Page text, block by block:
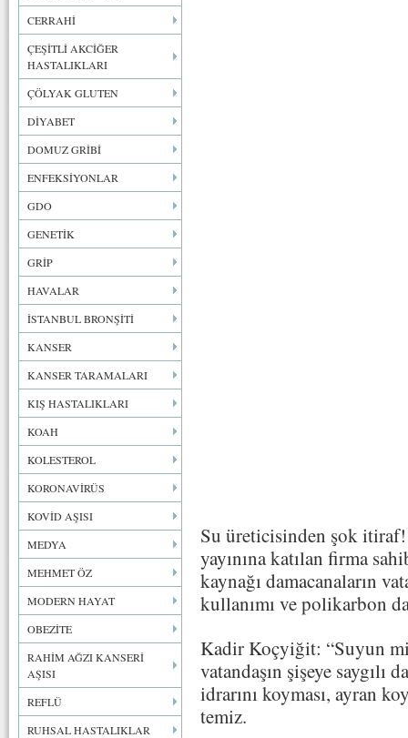
CERRAHİ
ÇEŞİTLİ AKCİĞER
HASTALIKLARI
ÇÖLYAK GLUTEN
DİYABET
DOMUZ GRİBİ
ENFEKSİYONLAR
GDO
GENETİK
GRİP
HAVALAR
İSTANBUL BRONŞİTİ
KANSER
KANSER TARAMALARI
KIŞ HASTALIKLARI
KOAH
KOLESTEROL
KORONAVİRÜS
KOVİD AŞISI
MEDYA
MEHMET ÖZ
MODERN HAYAT
OBEZİTE
RAHİM AĞZI KANSERİ
AŞISI
REFLÜ
RUHSAL HASTALIKLAR
Su üreticisinden şok
yayınına katılan firma
kaynağı damacanaların
kullanımı ve polikarbon
Kadir Koçyiğit: “Suyun
vatandaşın şişeye saygılı
idrarını koyması, ayran
temiz.